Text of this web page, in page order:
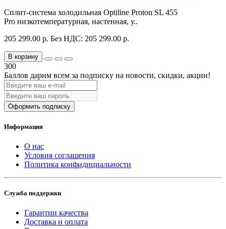
Сплит-система холодильная Optiline Proton SL 455
Pro низкотемпературная, настенная, у..
205 299.00 р. Без НДС: 205 299.00 р.
В корзину
300
Баллов дарим всем за подписку на новости, скидки, акции!
Оформить подписку
Информация
О нас
Условия соглашения
Политика конфидициальности
Служба поддержки
Гарантии качества
Доставка и оплата